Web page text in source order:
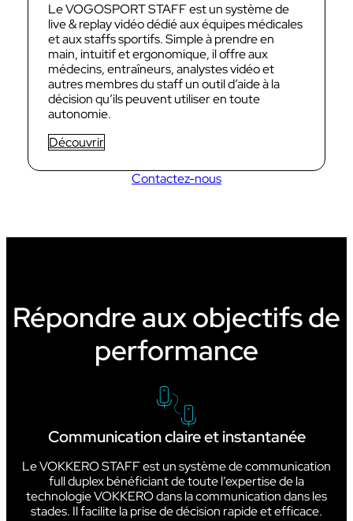
Le VOGOSPORT STAFF est un système de
live & replay vidéo dédié aux équipes médicales
et aux staffs sportifs. Simple à prendre en
main, intuitif et ergonomique, il offre aux
médecins, entraîneurs, analystes vidéo et
autres membres du staff un outil d’aide à la
décision qu’ils peuvent utiliser en toute
autonomie.
Découvrir
Contactez-nous
Répondre aux objectifs de
performance
Communication claire et instantanée
Le VOKKERO STAFF est un système de communication
full duplex bénéficiant de toute l’expertise de la
technologie VOKKERO dans la communication dans les
stades. Il facilite la prise de décision rapide et efficace.